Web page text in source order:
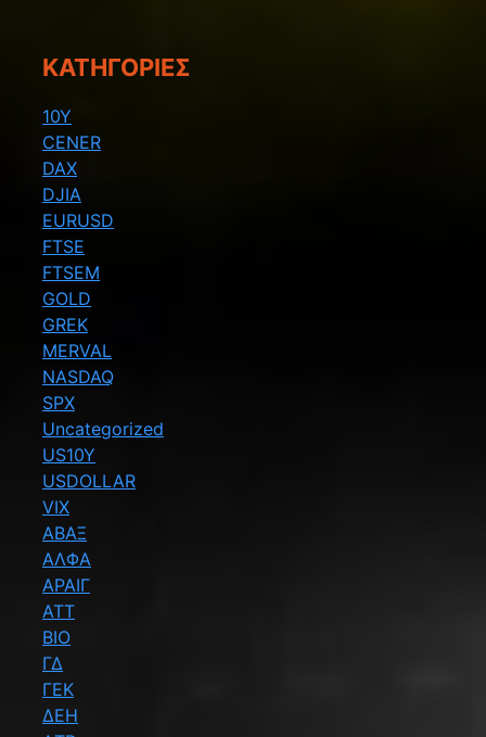
KΑΤΗΓΟΡΊΕΣ
10Y
CENER
DAX
DJIA
EURUSD
FTSE
FTSEM
GOLD
GREK
MERVAL
NASDAQ
SPX
Uncategorized
US10Y
USDOLLAR
VIX
ΑΒΑΞ
ΑΛΦΑ
ΑΡΑΙΓ
ΑΤΤ
ΒΙΟ
ΓΔ
ΓΕΚ
ΔΕΗ